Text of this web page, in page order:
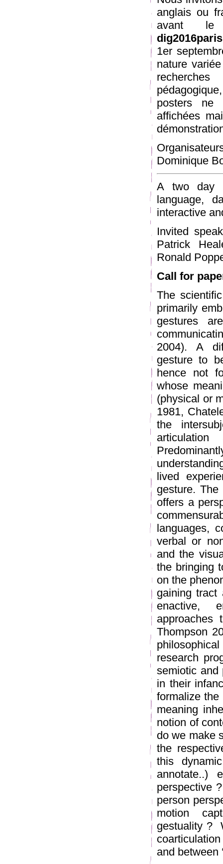
anglais ou
avant
1er
nature
posters ne
affichées
Dominique
A two day
language,
interactive
Invited
Patrick
Ronald
Call for
The
primarily
gestures
2004). A
gesture to
hence not
whose
(physical or
1981,
the
lived
gesture.
offers a
languages,
verbal or
and the
the bringing
on the
gaining
enactive,
approaches
Thompson
research
semiotic and
in their
formalize the
meaning
notion of
do we make
the
this
annotate..)
perspective
person
motion
gestuality ?
and between